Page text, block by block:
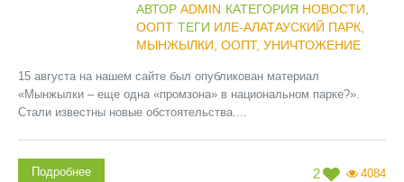
АВТОР ADMIN КАТЕГОРИЯ НОВОСТИ
ООПТ ТЕГИ ИЛЕ-АЛАТАУСКИЙ ПАРК,
МЫНЖЫЛКИ ООПТ, УНИЧТОЖЕНИЕ
15 августа на нашем сайте был опубликован материал
«Мынжылки – еще одна «промзона» в национальном парке?».
Стали известны новые обстоятельства....
2 4084
Подробнее